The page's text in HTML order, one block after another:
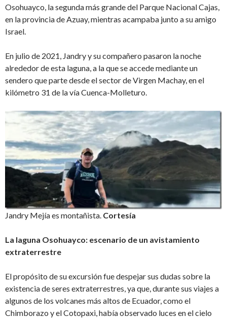
Osohuayco, la segunda más grande del Parque Nacional Cajas,
en la provincia de Azuay, mientras acampaba junto a su amigo
Israel.
En julio de 2021, Jandryy su compañero pasaron la noche
alrededor de esta laguna, a la que se accede mediante un
sendero que parte desde el sector de Virgen Machay, en el
kilómetro 31 de la vía Cuenca-Molleturo.
Jandry Mejía es montañista. Cortesía
La laguna Osohuayco: escenario de un avistamiento
extraterrestre
El propósito de su excursión fue despejar sus dudas sobre la
existencia de seres extraterrestres, ya que, durante sus viajes a
algunos de los volcanes más altos de Ecuador, como el
Chimborazo y el Cotopaxi, había observado luces en el cielo